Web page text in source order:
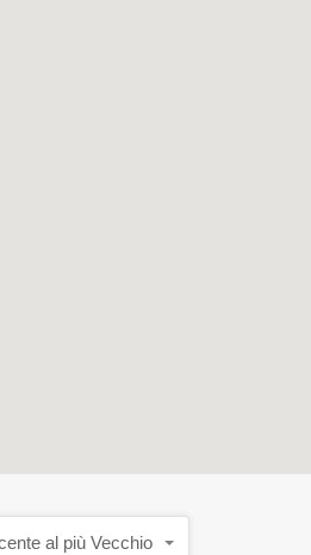
al più Vecchio